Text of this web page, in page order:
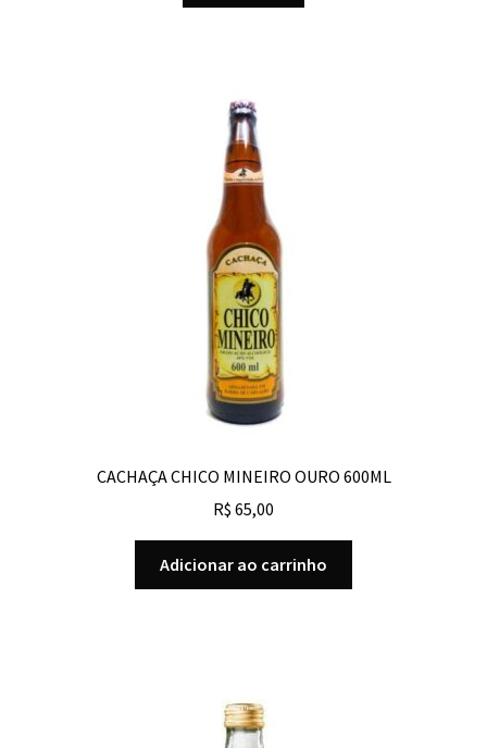
CACHAÇA CHICO MINEIRO OURO 600ML
R$ 65,00
Adicionar ao carrinho